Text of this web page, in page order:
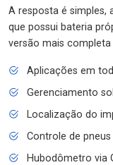
A resposta é simples,
que possui bateria
versão mais
Aplicações em
Gerenciamento
Localização do
Controle de
Hubodômetro via